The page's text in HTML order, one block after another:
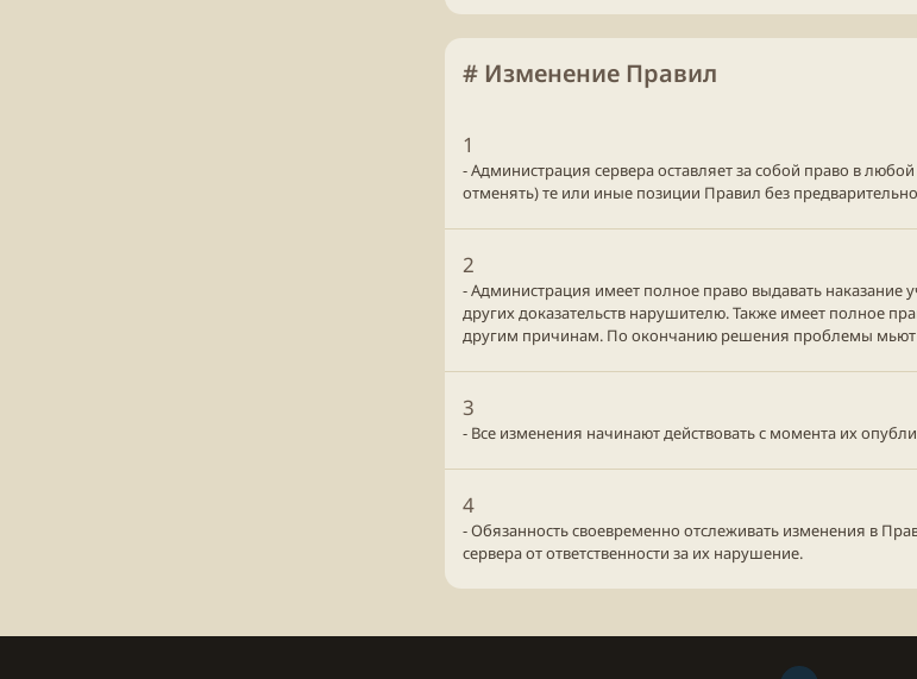
# Изменение Правил
1
- Администрация сервера оставляет за собой право в
отменять) те или иные позиции Правил без
2
- Администрация имеет полное право выдавать наказание
других доказательств нарушителю. Также имеет полное
другим причинам. По окончанию решения проблемы мьют
3
- Все изменения начинают действовать с момента их
4
- Обязанность своевременно отслеживать изменения в
сервера от ответственности за их нарушение.